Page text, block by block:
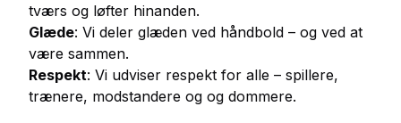
tværs og løfter hinanden.
Glæde: Vi deler glæden ved håndbold – og ved at
være sammen.
Respekt: Vi udviser respekt for alle – spillere,
trænere, modstandere og og dommere.